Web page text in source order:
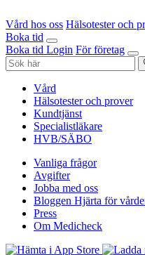
Vård hos oss Hälsotester och
Boka tid
Boka tid Login För företag
Vård
Hälsotester och prover
Kundtjänst
Specialistläkare
HVB/SÄBO
Vanliga frågor
Avgifter
Jobba med oss
Bloggen Hjärta för
Press
Om Medicheck